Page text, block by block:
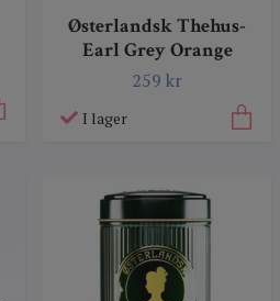
Østerlandsk Thehus-
Earl Grey Orange
259 kr
I lager